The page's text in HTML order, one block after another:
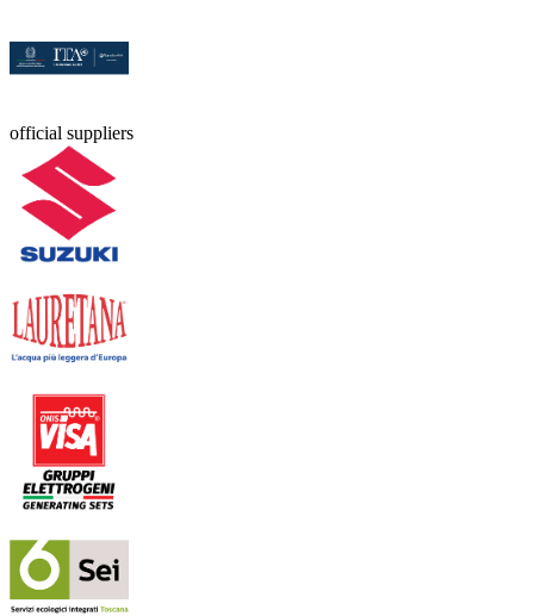
official suppliers